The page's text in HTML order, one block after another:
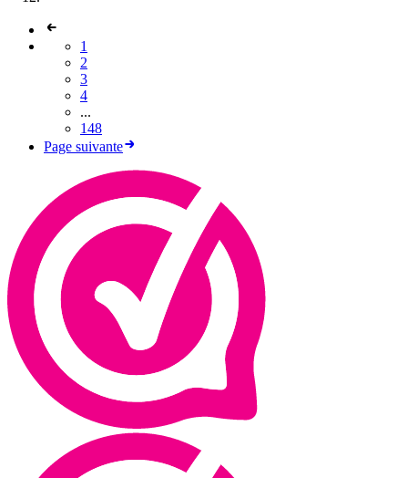
1
2
3
4
...
148
Page suivante